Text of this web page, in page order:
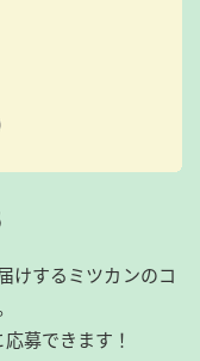
けするミツカンのコ
募できます！